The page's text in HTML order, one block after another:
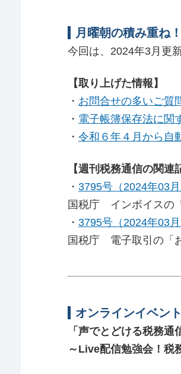
月曜朝の積み重ね
今回は、2024年3月更
【取り上げた情報】
・ お問合せの多いご質
・ 電子帳簿保存法に関
・ 令和６年４月から自
【週刊税務通信の関連
・ 3795号（2024年03月
国税庁 インボイスの
・ 3795号（2024年03月
国税庁 電子取引の「
オンラインイベン
「声でとどける税務通
～Live配信勉強会！税